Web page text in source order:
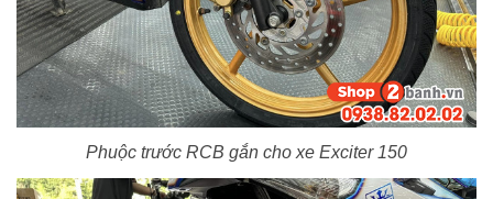
Phuộc trước RCB gắn cho xe Exciter 150